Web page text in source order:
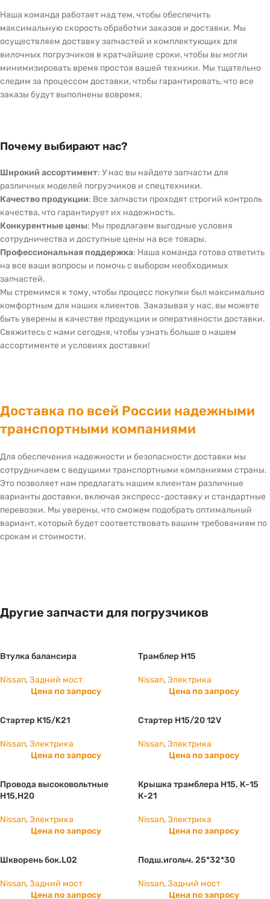
Наша команда работает над тем, чтобы обеспечить
максимальную скорость обработки заказов и доставки. Мы
осуществляем доставку запчастей и комплектующих для
вилочных погрузчиков в кратчайшие сроки, чтобы вы могли
минимизировать время простоя вашей техники. Мы тщательно
следим за процессом доставки, чтобы гарантировать, что все
заказы будут выполнены вовремя.
Почему выбирают нас?
Широкий ассортимент: У нас вы найдете запчасти для
различных моделей погрузчиков и спецтехники.
Качество продукции: Все запчасти проходят строгий контроль
качества, что гарантирует их надежность.
Конкурентные цены: Мы предлагаем выгодные условия
сотрудничества и доступные цены на все товары.
Профессиональная поддержка: Наша команда готова ответить
на все ваши вопросы и помочь с выбором необходимых
запчастей.
Мы стремимся к тому, чтобы процесс покупки был максимально
комфортным для наших клиентов. Заказывая у нас, вы можете
быть уверены в качестве продукции и оперативности доставки.
Свяжитесь с нами сегодня, чтобы узнать больше о нашем
ассортименте и условиях доставки!
Доставка по всей России надежными
транспортными компаниями
Для обеспечения надежности и безопасности доставки мы
сотрудничаем с ведущими транспортными компаниями страны.
Это позволяет нам предлагать нашим клиентам различные
варианты доставки, включая экспресс-доставку и стандартные
перевозки. Мы уверены, что сможем подобрать оптимальный
вариант, который будет соответствовать вашим требованиям по
срокам и стоимости.
Другие запчасти для погрузчиков
Втулка балансира
Nissan,Задний мост
Цена по запросу
Трамблер Н15
Nissan,Электрика
Цена по запросу
Стартер К15/K21
Nissan,Электрика
Цена по запросу
Стартер Н15/20 12V
Nissan,Электрика
Цена по запросу
Провода высоковольтные
Н15,Н20
Nissan,Электрика
Цена по запросу
Крышка трамблера Н15, К-15
К-21
Nissan,Электрика
Цена по запросу
Шкворень бок.L02
Nissan,Задний мост
Цена по запросу
Подш.игольч. 25*32*30
Nissan,Задний мост
Цена по запросу